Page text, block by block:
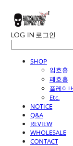
LOG IN 로그인
SHOP
입호흡
폐호흡
플레이
Etc.
NOTICE
Q&A
REVIEW
WHOLESALE
CONTACT